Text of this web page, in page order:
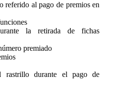
referido al pago de premios en
la retirada de fichas
premiado
rastrillo durante el pago de